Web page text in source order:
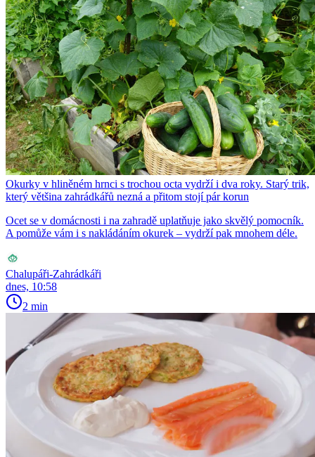
Okurky v hliněném hrnci s trochou octa vydrží i dva roky. Starý trik,
který většina zahrádkářů nezná a přitom stojí pár korun
Ocet se v domácnosti i na zahradě uplatňuje jako skvělý pomocník.
A pomůže vám i s nakládáním okurek – vydrží pak mnohem déle.
Chalupáři-Zahrádkáři
dnes, 10:58
2 min